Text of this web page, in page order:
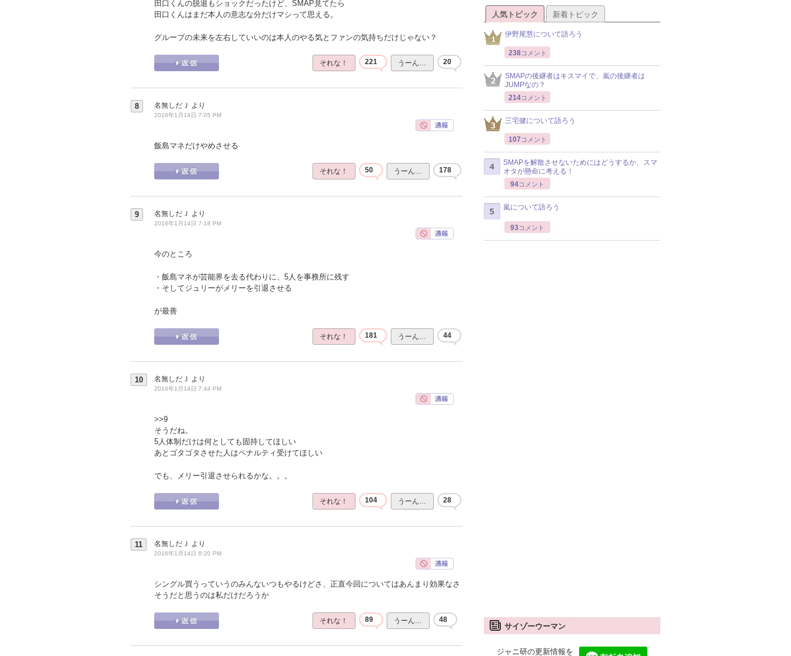
田口くんの脱退もショックだったけど、SMAP見てたら
田口くんはまだ本人の意志な分だけマシって思える。
グループの未来を左右していいのは本人のやる気とファンの気持ちだけじゃない？
それな！ 221 うーん… 20
8 名無しだＪ より
2016年1月14日 7:05 PM
飯島マネだけやめさせる
それな！ 50 うーん… 178
9 名無しだＪ より
2016年1月14日 7:18 PM
今のところ
・飯島マネが芸能界を去る代わりに、5人を事務所に残す
・そしてジュリーがメリーを引退させる
が最善
それな！ 181 うーん… 44
10 名無しだＪ より
2016年1月14日 7:44 PM
>>9
そうだね。
5人体制だけは何としても固持してほしい
あとゴタゴタさせた人はペナルティ受けてほしい
でも、メリー引退させられるかな。。。
それな！ 104 うーん… 28
11 名無しだＪ より
2016年1月14日 8:20 PM
シングル買うっていうのみんないつもやるけどさ、正直今回についてはあんまり効果なさ
そうだと思うのは私だけだろうか
それな！ 89 うーん… 48
人気トピック 新着トピック
伊野尾慧について語ろう
238コメント
SMAPの後継者はキスマイで、嵐の後継者は
JUMPなの？
214コメント
三宅健について語ろう
107 コメント
SMAPを解散させないためにはどうするか、スマ
オタが懸命に考える！
94コメント
嵐について語ろう
93コメント
サイゾーウーマン
ジャニ研の更新情報を